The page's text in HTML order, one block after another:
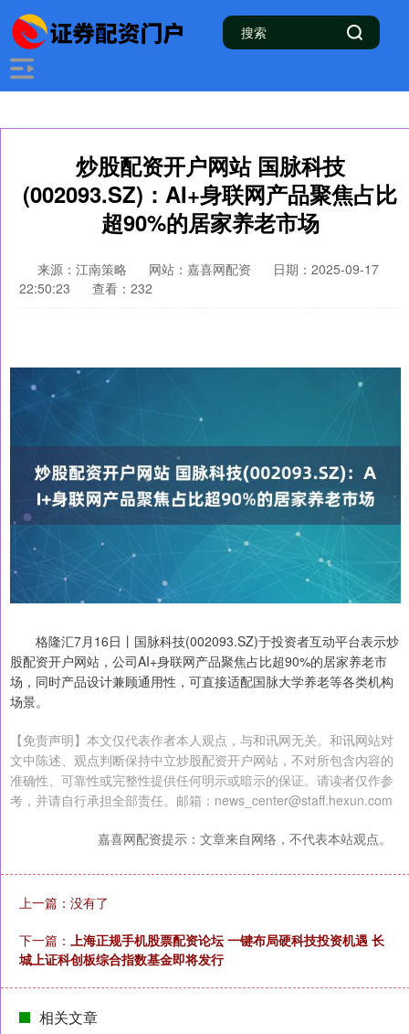
炒股配资开户网站 国脉科技
(002093.SZ)：AI+身联网产品聚焦占比
超90%的居家养老市场
来源：江南策略 网站：嘉喜网配资
日期：2025-09-17
22:50:23
查看：232
格隆汇7月16日丨国脉科技(002093.SZ)于投资者互动平台表示炒
股配资开户网站，公司AI+身联网产品聚焦占比超90%的居家养老市
场，同时产品设计兼顾通用性，可直接适配国脉大学养老等各类机构
场景。
【免责声明】本文仅代表作者本人观点，与和讯网无关。和讯网站对
文中陈述、观点判断保持中立炒股配资开户网站，不对所包含内容的
准确性、可靠性或完整性提供任何明示或暗示的保证。请读者仅作参
考，并请自行承担全部责任。邮箱：news_center@staff.hexun.com
嘉喜网配资提示：文章来自网络，不代表本站观点。
上一篇：没有了
下一篇： 上海正规手机股票配资论坛 一键布局硬科技投资机遇 长
城上证科创板综合指数基金即将发行
相关文章